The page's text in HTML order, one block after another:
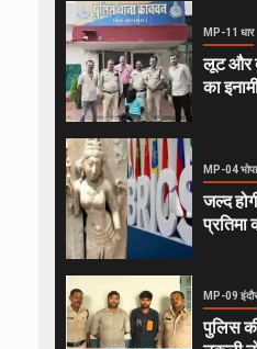
MP-11 धार
लूट और
का
MP-04
जल्द
प्रतिमा
MP-09 इंदौर
पुलिस